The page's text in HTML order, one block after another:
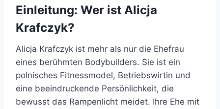
Einleitung: Wer ist Alicja
Krafczyk?
Alicja Krafczyk ist mehr als nur die Ehefrau
eines berühmten Bodybuilders. Sie ist ein
polnisches Fitnessmodel, Betriebswirtin und
eine beeindruckende Persönlichkeit, die
bewusst das Rampenlicht meidet. Ihre Ehe mit